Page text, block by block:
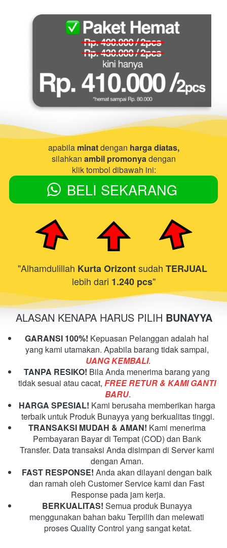
apabila minat dengan harga diatas,
silahkan ambil promonya dengan
klik tombol dibawah ini:
` BELI SEKARANG
"Alhamdulillah Kurta Orizont sudah
lebih dari 1.240 pcs"
ALASAN KENAPA HARUS PILIH BUNAYYA
GARANSI 100%! Kepuasan Pelanggan adalah hal
UANG KEMBALI.
TANPA RESIKO! Bila Anda menerima barang yang
tidak sesuai atau cacat, FREE RETUR & KAMI GANTI
BARU.
HARGA SPESIAL! Kami berusaha memberikan harga
terbaik untuk Produk Bunayya yang berkualitas tinggi.
TRANSAKSI MUDAH & AMAN! Kami menerima
Pembayaran Bayar di Tempat (COD) dan Bank
Transfer. Data transaksi Anda disimpan di Server kami
dengan Aman.
FAST RESPONSE! Anda akan dilayani dengan baik
dan ramah oleh Customer Service kami dan Fast
Response pada jam kerja.
BERKUALITAS! Semua produk Bunayya
menggunakan bahan baku Terpilih dan melewati
proses Quality Control yang sangat ketat.